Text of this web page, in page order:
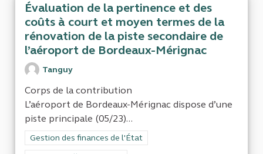
Évaluation de la pertinence et des
coûts à court et moyen termes de la
rénovation de la piste secondaire de
l’aéroport de Bordeaux-Mérignac
Tanguy
Corps de la contribution
L’aéroport de Bordeaux-Mérignac dispose d’une
piste principale (05/23)...
Filtrer les résultats de la catégorie : Gestion des finances de
Gestion des finances de l'État